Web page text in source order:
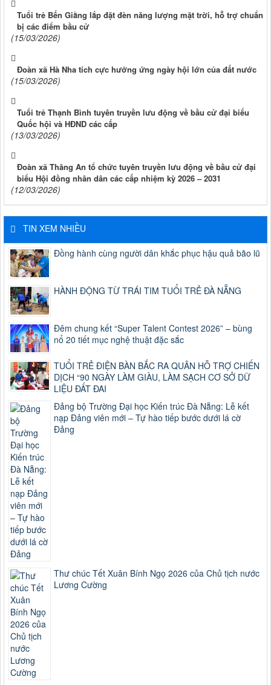
Tuổi trẻ Bến Giằng lắp đặt đèn năng lượng mặt trời, hỗ trợ chuẩn
bị các điểm bầu cử
(15/03/2026)
Đoàn xã Hà Nha tích cực hưởng ứng ngày hội lớn của đất nước
(15/03/2026)
Tuổi trẻ Thạnh Bình tuyên truyền lưu động về bầu cử đại biểu
Quốc hội và HĐND các cấp
(13/03/2026)
Đoàn xã Thăng An tổ chức tuyên truyền lưu động về bầu cử đại
biểu Hội đồng nhân dân các cấp nhiệm kỳ 2026 – 2031
(12/03/2026)
TIN XEM NHIỀU
Đồng hành cùng người dân khắc phục hậu quả bão lũ
HÀNH ĐỘNG TỪ TRÁI TIM TUỔI TRẺ ĐÀ NẴNG
Đêm chung kết “Super Talent Contest 2026” – bùng
nổ 20 tiết mục nghệ thuật đặc sắc
TUỔI TRẺ ĐIỆN BÀN BẮC RA QUÂN HỖ TRỢ CHIẾN
DỊCH “90 NGÀY LÀM GIÀU, LÀM SẠCH CƠ SỞ DỮ
LIỆU ĐẤT ĐAI
Đảng bộ Trường Đại học Kiến trúc Đà Nẵng: Lễ kết
nạp Đảng viên mới – Tự hào tiếp bước dưới lá cờ
Đảng
Thư chúc Tết Xuân Bính Ngọ 2026 của Chủ tịch nước
Lương Cường